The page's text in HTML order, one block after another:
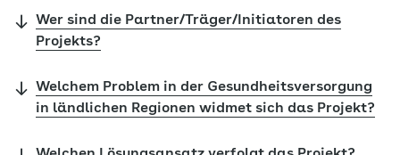
Wer sind die Partner/Träger/Initiatoren des
Projekts?
Welchem Problem in der Gesundheitsversorgung
in ländlichen Regionen widmet sich das Projekt?